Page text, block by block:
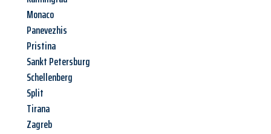
Monaco
Panevezhis
Pristina
Sankt Petersburg
Schellenberg
Split
Tirana
Zagreb